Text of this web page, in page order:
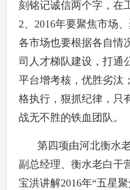
刻铭记诚信两个字，在
2、2016年要聚焦市场
各市场也要根据各自情
司人才梯队建设，打通
平台增考核，优胜劣汰
格执行，狠抓纪律，只
战无不胜的铁血团队。
第四项由河北衡水
副总经理、衡水老白干
宝洪讲解2016年“五星